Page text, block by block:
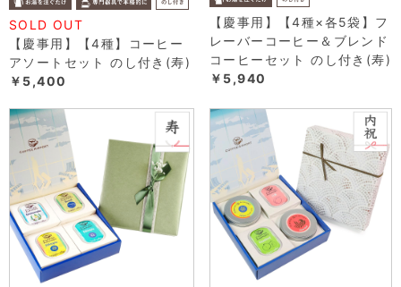
SOLD OUT
【慶事用】【4種】コーヒー
アソートセット のし付き(寿)
￥5,400
【慶事用】【4種×各5袋】フ
レーバーコーヒー＆ブレンド
コーヒーセット のし付き(寿)
￥5,940